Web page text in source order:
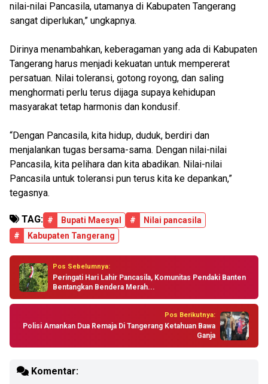
nilai-nilai Pancasila, utamanya di Kabupaten Tangerang
sangat diperlukan,” ungkapnya.
Dirinya menambahkan, keberagaman yang ada di Kabupaten
Tangerang harus menjadi kekuatan untuk mempererat
persatuan. Nilai toleransi, gotong royong, dan saling
menghormati perlu terus dijaga supaya kehidupan
masyarakat tetap harmonis dan kondusif.
“Dengan Pancasila, kita hidup, duduk, berdiri dan
menjalankan tugas bersama-sama. Dengan nilai-nilai
Pancasila, kita pelihara dan kita abadikan. Nilai-nilai
Pancasila untuk toleransi pun terus kita ke depankan,”
tegasnya.
TAG: # Bupati Maesyal #
Nilai pancasila
#
Kabupaten Tangerang
Pos Sebelumnya:
Peringati Hari Lahir Pancasila, Komunitas Pendaki Banten
Bentangkan Bendera Merah...
Pos Berikutnya:
Polisi Amankan Dua Remaja Di Tangerang Ketahuan Bawa
Ganja
Komentar: